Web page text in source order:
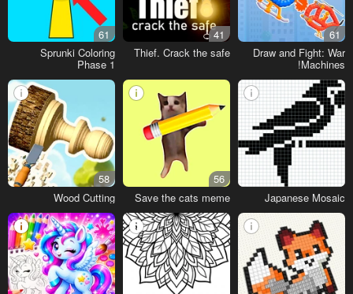
61
Draw and Fight: War
Machines!
41
Thief. Crack the safe
61
Sprunki Coloring
Phase 1
Japanese Mosaic
56
Save the cats meme
58
Wood Cutting